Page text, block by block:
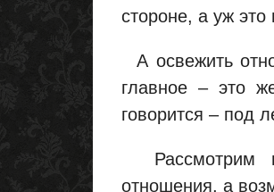
стороне, а уж это
А освежить
главное – это
говорится – под
Рассмотрим
отношения, а